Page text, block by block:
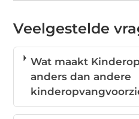
Veelgestelde
Wat maakt
anders dan andere